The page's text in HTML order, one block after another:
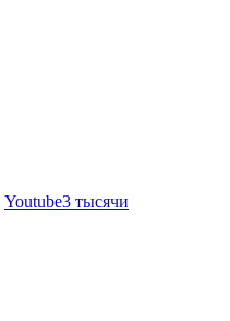
Youtube3 тысячи